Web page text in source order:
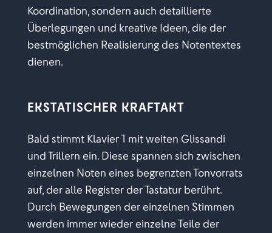
Koordination, sondern auch detaillierte
Überlegungen und kreative Ideen, die der
bestmöglichen Realisierung des Notentextes
dienen.
EKSTATISCHER KRAFTAKT
Bald stimmt Klavier 1 mit weiten Glissandi
und Trillern ein. Diese spannen sich zwischen
einzelnen Noten eines begrenzten Tonvorrats
auf, der alle Register der Tastatur berührt.
Durch Bewegungen der einzelnen Stimmen
werden immer wieder einzelne Teile der